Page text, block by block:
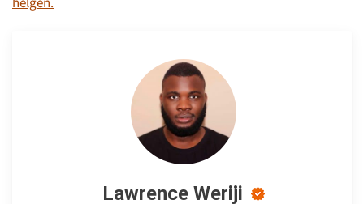
Lawrence Weriji